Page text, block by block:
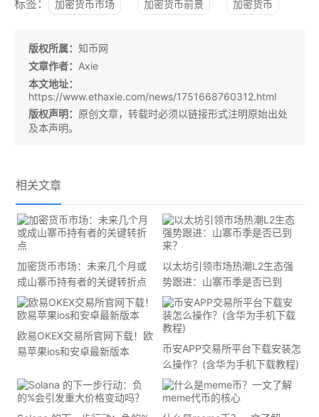
标签： 加密货币市场 加密货币前景 加密货币
版权所属： 知币网
文章作者： Axie
本文地址：
https://www.ethaxie.com/news/1751668760312.html
版权声明： 原创文章，转载时必须以链接形式注明原始出处
及本声明。
相关文章
加密货币市场：未来几个月或
成山寨币持有者的关键转折点
以太坊引领市场热潮L2生态强
势跟进：山寨币季是否已到
来？
欧易OKEX交易所官网下载！欧
易苹果ios和安卓最新版本
币安APP交易所平台下载安装怎
么操作？(含华为手机下载教程)